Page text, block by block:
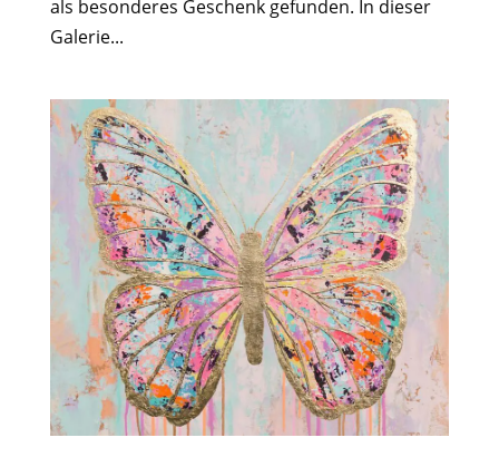
als besonderes Geschenk gefunden. In dieser
Galerie...